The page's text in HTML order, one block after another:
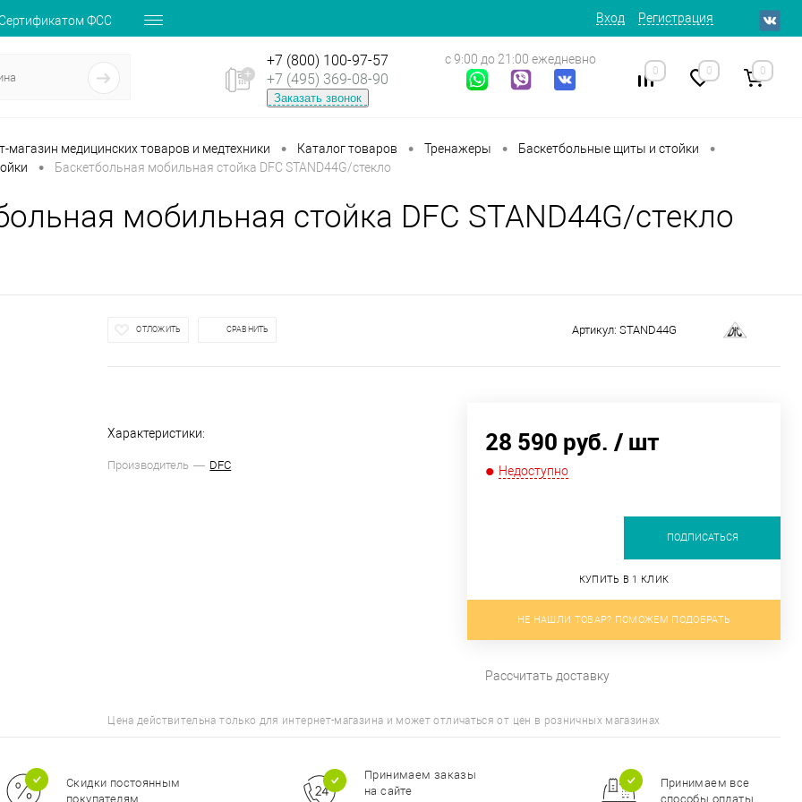
ФСС Вход Регистрация
+7 (800) 100-97-57
+7 (495) 369-08-90
Заказать звонок
с 9:00 до 21:00 ежедневно
0 0 0
магазин медицинских товаров и медтехники • Каталог товаров • Тренажеры • Баскетбольные щиты и стойки •
• Баскетбольная мобильная стойка DFC STAND44G/стекло
мобильная стойка DFC STAND44G/стекло
ОТЛОЖИТЬ СРАВНИТЬ Артикул: STAND44G
Характеристики:
Производитель DFC
28 590 руб. / шт
Недоступно
ПОДПИСАТЬСЯ
КУПИТЬ В 1 КЛИК
НЕ НАШЛИ ТОВАР? ПОМОЖЕМ ПОДОБРАТЬ
Рассчитать доставку
Цена действительна только для интернет-магазина и может отличаться от цен в розничных магазинах
на сайте
Принимаем все
способы оплаты
Весь ассортимент
сертифицирован